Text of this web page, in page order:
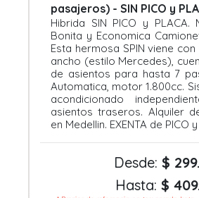
pasajeros) - SIN PICO y
Hibrida SIN PICO y PLACA.
Bonita y Economica
Esta hermosa SPIN viene
ancho (estilo Mercedes),
de asientos para hasta 7
Automatica, motor 1.800cc.
acondicionado
asientos traseros. Alquiler
en Medellin. EXENTA de PICO
Desde: $
Hasta: $